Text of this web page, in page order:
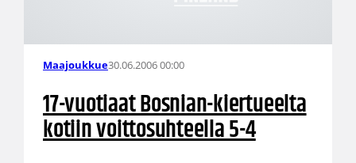
Maajoukkue30.06.2006 00:00
17-vuotiaat Bosnian-kiertueelta
kotiin voittosuhteella 5-4